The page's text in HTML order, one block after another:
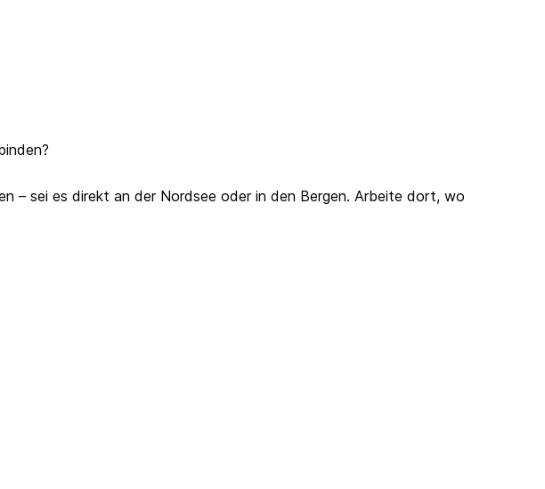
– sei es direkt an der Nordsee oder in den Bergen. Arbeite dort, wo